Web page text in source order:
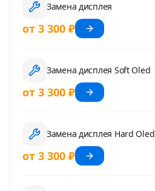
Замена дисплея
от 3 300 ₽
Замена дисплея Soft Oled
от 3 300 ₽
Замена дисплея Hard Oled
от 3 300 ₽